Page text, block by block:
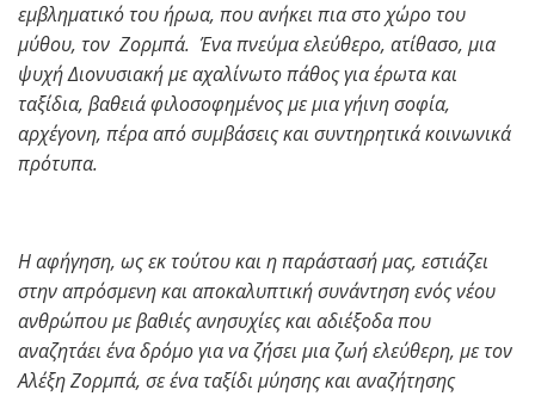
εμβληματικό του ήρωα, που ανήκει πια στο χώρο του
μύθου, τον Ζορμπά. Ένα πνεύμα ελεύθερο, ατίθασο, μια
ψυχή Διονυσιακή με αχαλίνωτο πάθος για έρωτα και
ταξίδια, βαθειά φιλοσοφημένος με μια γήινη σοφία,
αρχέγονη, πέρα από συμβάσεις και συντηρητικά κοινωνικά
πρότυπα.
Η αφήγηση, ως εκ τούτου και η παράστασή μας, εστιάζει
στην απρόσμενη και αποκαλυπτική συνάντηση ενός νέου
ανθρώπου με βαθιές ανησυχίες και αδιέξοδα που
αναζητάει ένα δρόμο για να ζήσει μια ζωή ελεύθερη, με τον
Αλέξη Ζορμπά, σε ένα ταξίδι μύησης και αναζήτησης